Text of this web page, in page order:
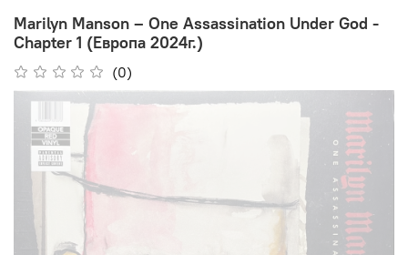
Marilyn Manson ‎– One Assassination Under God -
Chapter 1 (Европа 2024г.)
(0)